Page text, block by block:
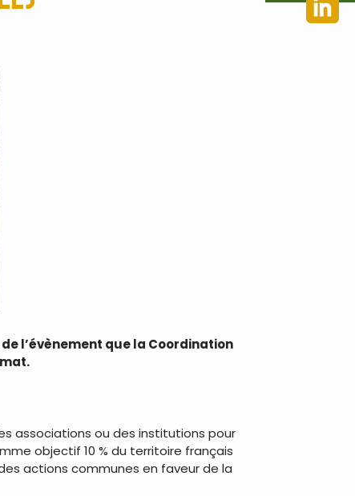
l’évènement que la Coordination
associations ou des institutions pour
objectif 10 % du territoire français
actions communes en faveur de la